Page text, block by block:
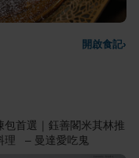
開啟食記›
首選｜鈺善閣米其林推
理 – 曼達愛吃鬼